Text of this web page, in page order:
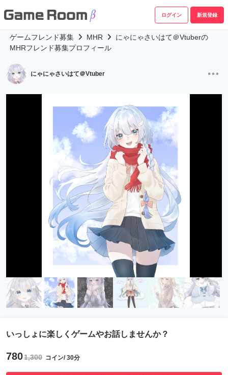
ログイン 新規登録
ゲームフレンド募集 MHR
にゃにゃさいはて＠Vtuberの
MHRフレンド募集プロフィール
にゃにゃさいはて＠Vtuber
いっしょに楽しくゲームやお話しませんか？
7801,300 コイン/ 30分